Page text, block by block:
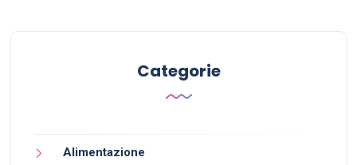
Categorie
Alimentazione